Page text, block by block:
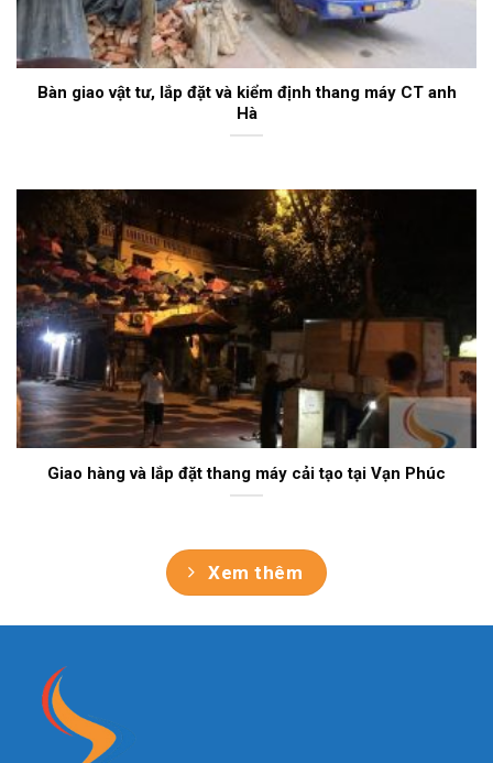
Bàn giao vật tư, lắp đặt và kiểm định thang máy CT anh
Hà
Giao hàng và lắp đặt thang máy cải tạo tại Vạn Phúc
Xem thêm